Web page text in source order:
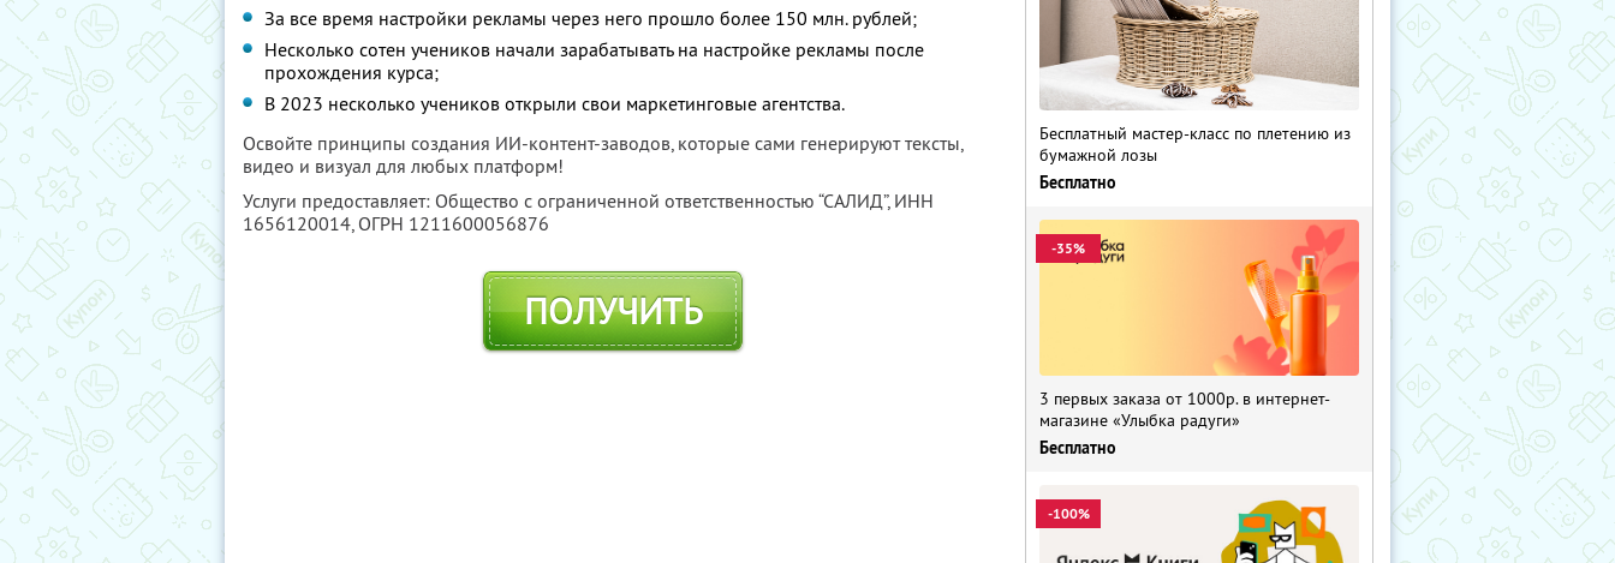
За все время настройки рекламы через него прошло более 150 млн. рублей;
Несколько сотен учеников начали зарабатывать на настройке рекламы после
прохождения курса;
В 2023 несколько учеников открыли свои маркетинговые агентства.
Освойте принципы создания ИИ-контент-заводов, которые сами генерируют тексты,
видео и визуал для любых платформ!
Услуги предоставляет: Общество с ограниченной ответственностью “САЛИД”, ИНН
1656120014, ОГРН 1211600056876
ПОЛУЧИТЬ
Бесплатный мастер-класс по плетению из
бумажной лозы
Бесплатно
-35%
3 первых заказа от 1000р. в интернет-
магазине «Улыбка радуги»
Бесплатно
-100%